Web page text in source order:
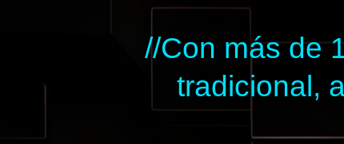
//Con más de
tradicional,